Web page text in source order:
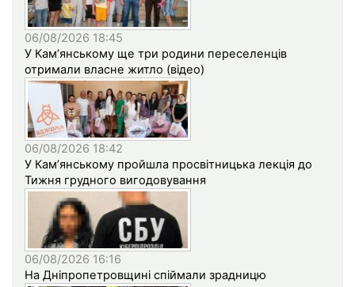
06/08/2026 18:45
У Кам’янському ще три родини переселенців
отримали власне житло (відео)
06/08/2026 18:42
У Кам’янському пройшла просвітницька лекція до
Тижня грудного вигодовування
06/08/2026 16:16
На Дніпропетровщині спіймали зрадницю